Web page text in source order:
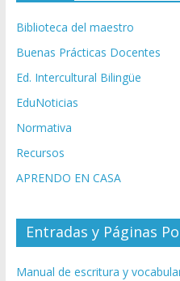
Biblioteca del maestro
Buenas Prácticas Docentes
Ed. Intercultural Bilingüe
EduNoticias
Normativa
Recursos
APRENDO EN CASA
Entradas y Páginas
Manual de escritura y